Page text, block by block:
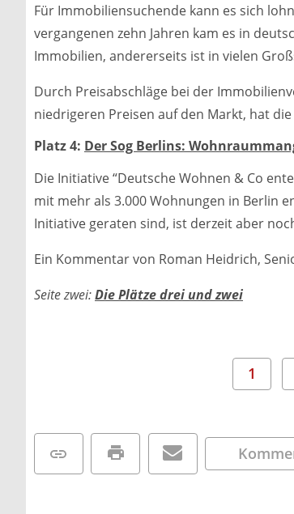
Für Immobiliensuchende kann es sich
vergangenen zehn Jahren kam es in
Immobilien, andererseits ist in vielen
Durch Preisabschläge bei der
niedrigeren Preisen auf den Markt, hat
Platz 4: Der Sog Berlins:
Die Initiative “Deutsche Wohnen & Co
mit mehr als 3.000 Wohnungen in Berlin
Initiative geraten sind, ist derzeit aber
Ein Kommentar von Roman Heidrich,
Seite zwei:Die Plätze drei und zwei
1